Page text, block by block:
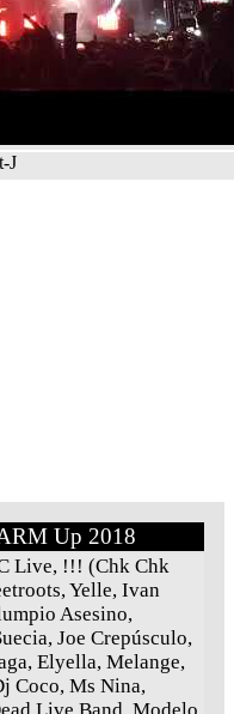
J
Up 2018
Live, !!! (Chk Chk
Yelle, Ivan
Asesino,
Joe Crepúsculo,
Elyella, Melange,
Coco, Ms Nina,